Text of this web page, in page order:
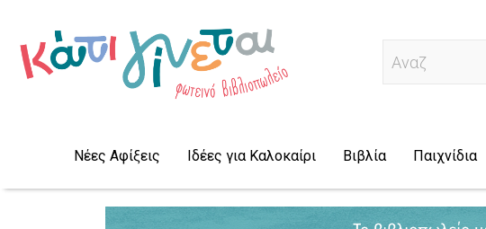
Αναζήτηση...
Νέες Αφίξεις Ιδέες για Καλοκαίρι Βιβλία Παιχνίδια